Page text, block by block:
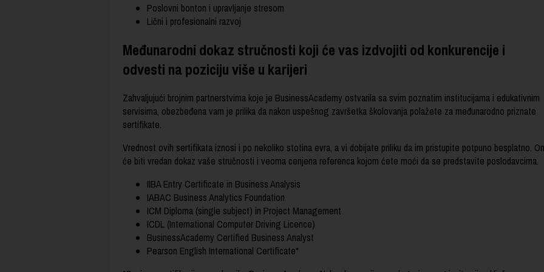
Poslovni bonton i upravljanje stresom
Lični i profesionalni razvoj
Međunarodni dokaz stručnosti koji će vas izdvojiti od konkurencije i
odvesti na poziciju više u karijeri
Zahvaljujući brojnim partnerstvima koje je BusinessAcademy ostvarila sa svim poznatim institucijama i edukativnim
servisima, obezbeđena vam je prilika da nakon uspešnog završetka školovanja polažete za međunarodno priznate
sertifikate.
Vrednost ovih sertifikata iznosi i po nekoliko stotina evra, a vi dobijate priliku da im pristupite potpuno besplatno.
će biti vredan dokaz vaše stručnosti i veoma cenjena referenca kojom ćete moći da se predstavite poslodavcima.
IIBA Entry Certificate in Business Analysis
IABAC Business Analytics Foundation
ICM Diploma (single subject) in Project Management
ICDL (International Computer Driving Licence)
BusinessAcademy Certified Business Analyst
Pearson English International Certificate*